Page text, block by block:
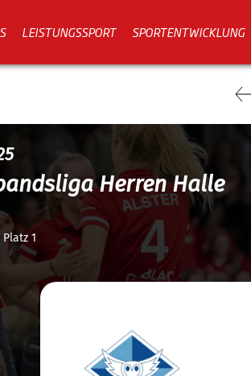
LEISTUNGSSPORT SPORTENTWICKLUNG
Herren Halle
1